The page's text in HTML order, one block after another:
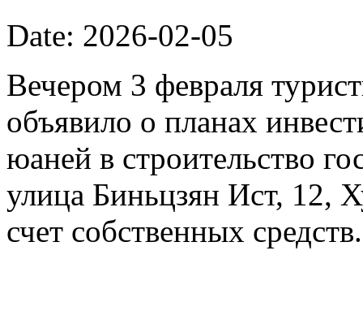
Date: 2026-02-05
Вечером 3 февраля
объявило о планах
юаней в строительство
улица Биньцзян Ист, 12,
счет собственных средств.